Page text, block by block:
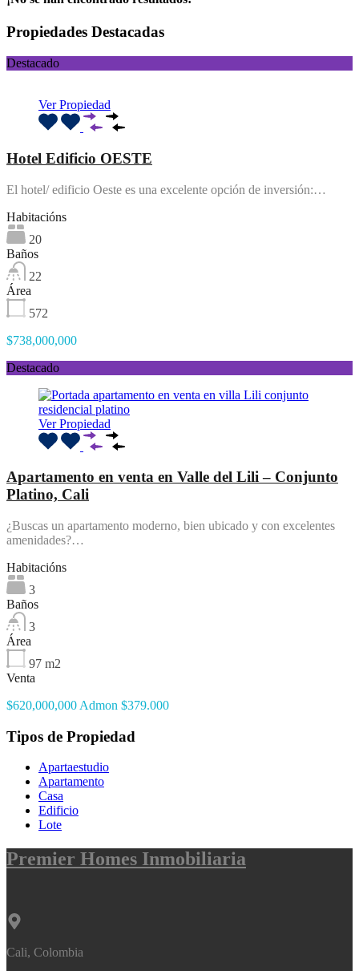
Propiedades Destacadas
Destacado
Ver Propiedad
Hotel Edificio OESTE
El hotel/ edificio Oeste es una excelente opción de inversión:…
Habitacións
20
Baños
22
Área
572
$738,000,000
Destacado
Ver Propiedad
Apartamento en venta en Valle del Lili – Conjunto
Platino, Cali
¿Buscas un apartamento moderno, bien ubicado y con excelentes
amenidades?…
Habitacións
3
Baños
3
Área
97 m2
Venta
$620,000,000 Admon $379.000
Tipos de Propiedad
Apartaestudio
Apartamento
Casa
Edificio
Lote
Premier Homes Inmobiliaria
Cali, Colombia